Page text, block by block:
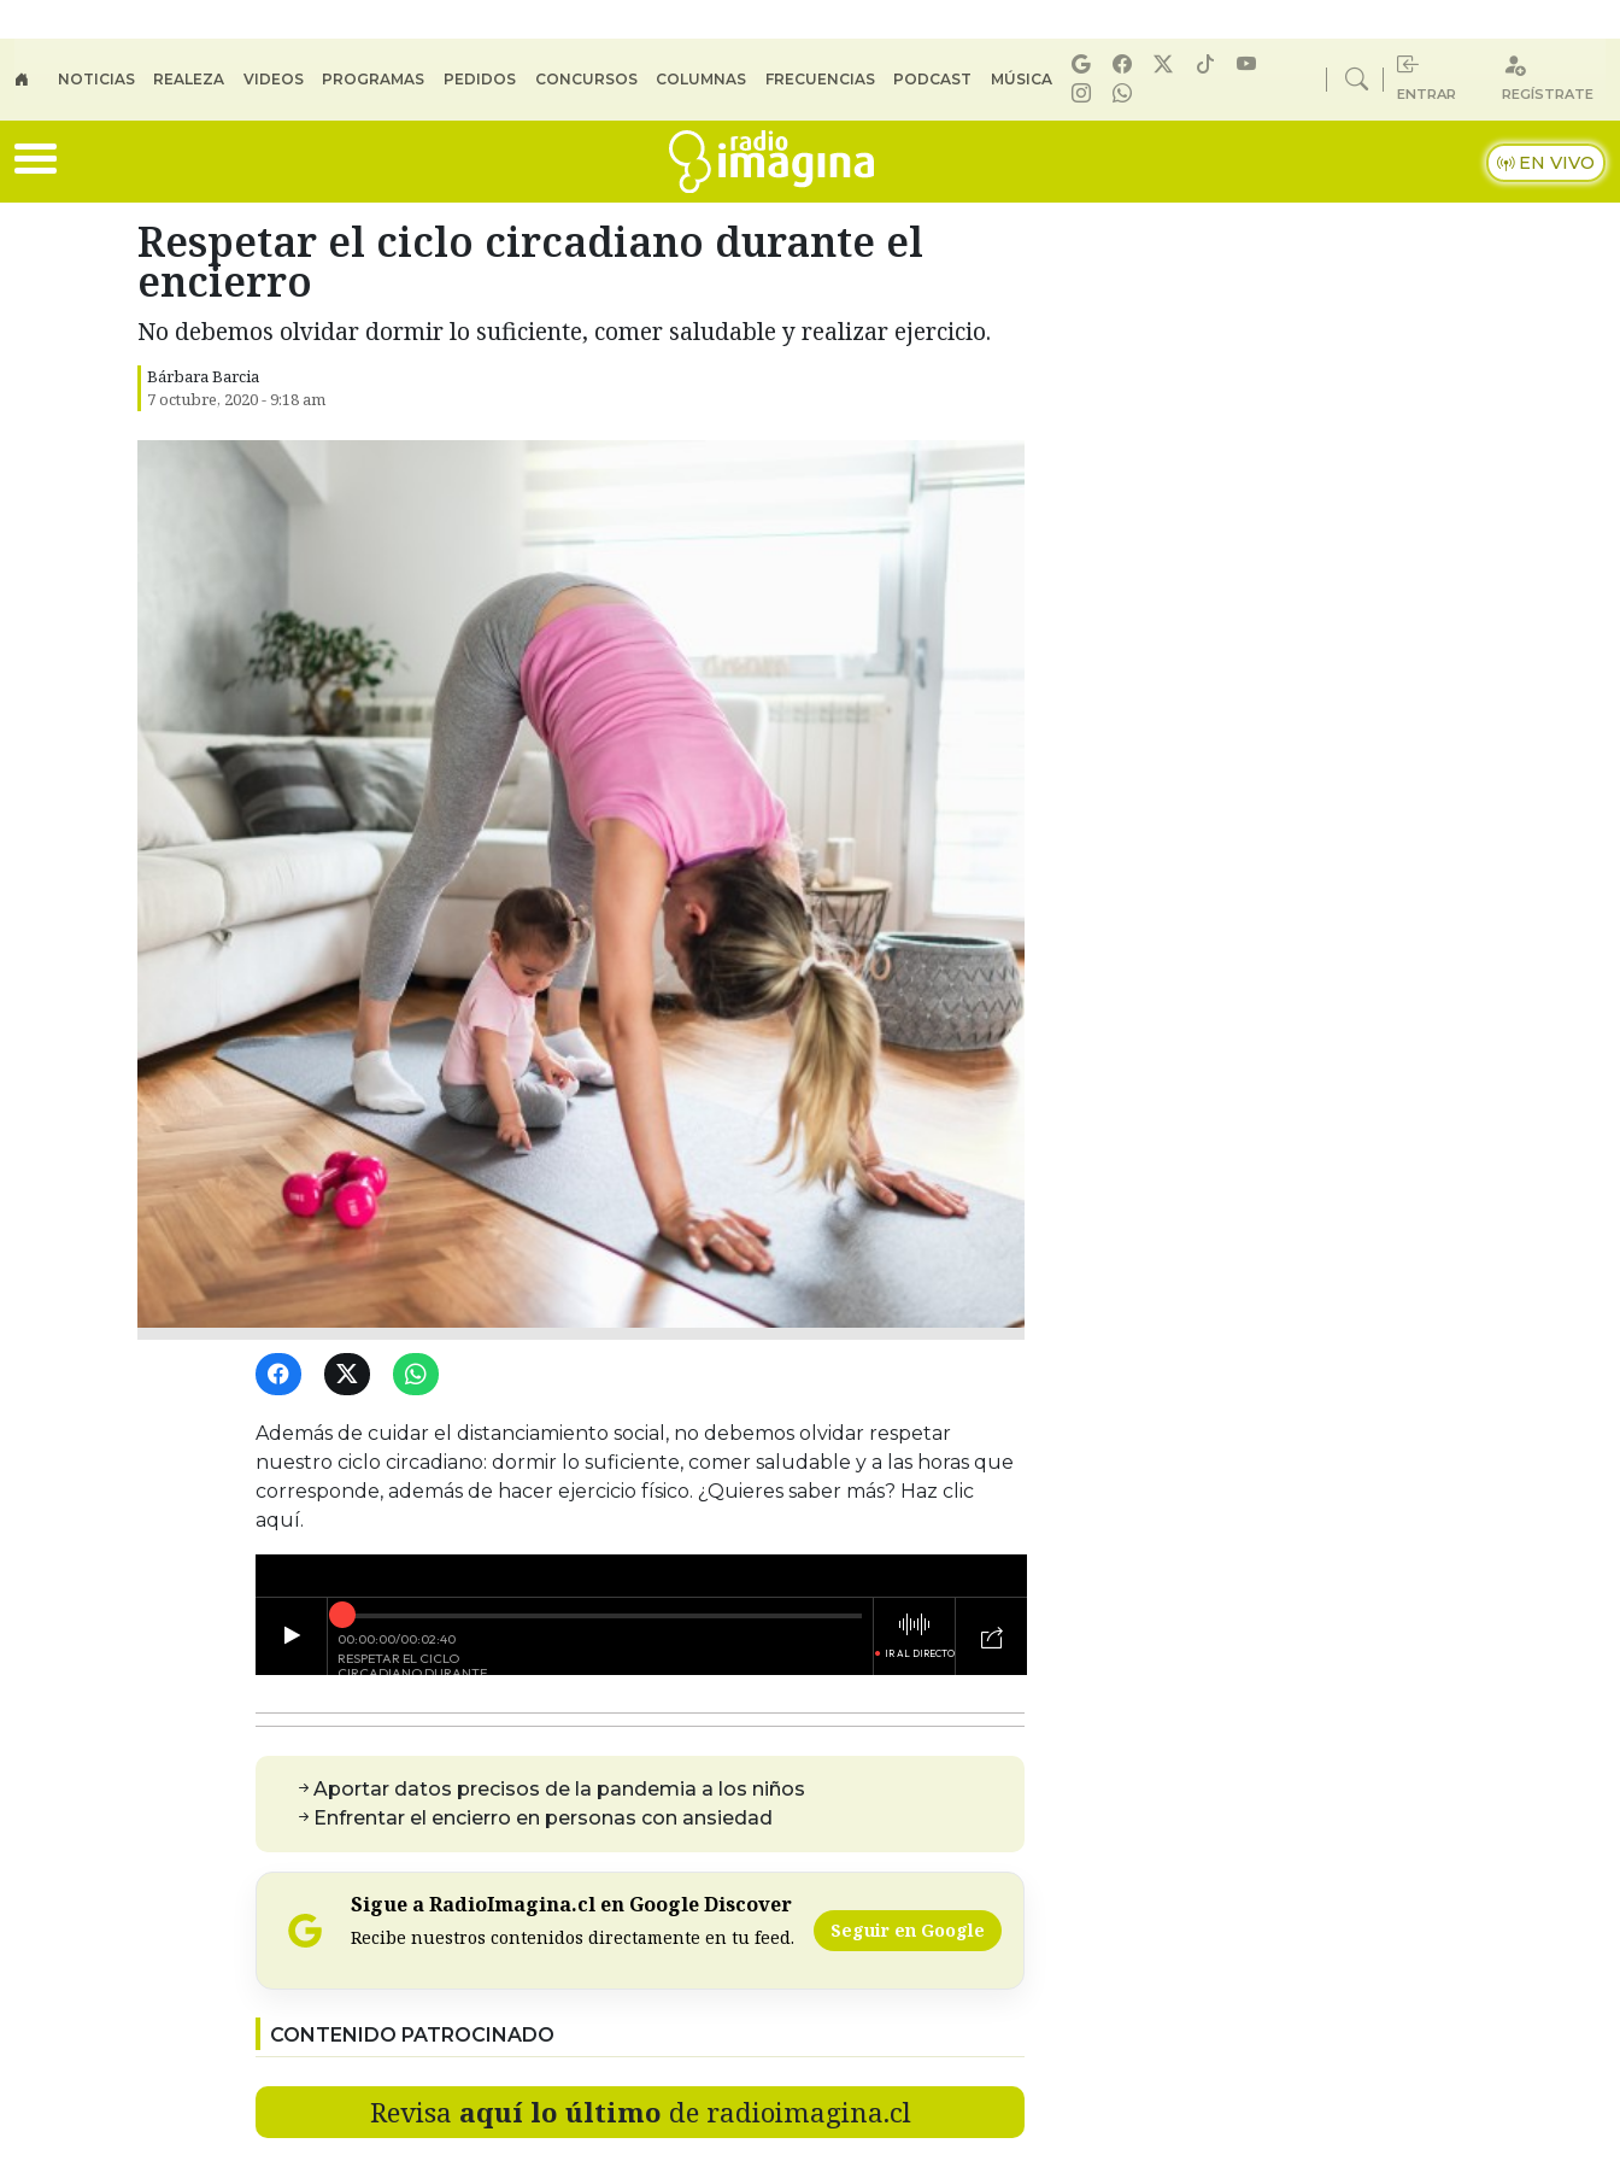
NOTICIAS REALEZA VIDEOS PROGRAMAS PEDIDOS CONCURSOS COLUMNAS FRECUENCIAS PODCAST MÚSICA
ENTRAR REGÍSTRATE
EN VIVO
Respetar el ciclo circadiano durante el
encierro
No debemos olvidar dormir lo suficiente, comer saludable y realizar ejercicio.
Bárbara Barcia
7 octubre, 2020 - 9:18 am
Además de cuidar el distanciamiento social, no debemos olvidar respetar
nuestro ciclo circadiano: dormir lo suficiente, comer saludable y a las horas que
corresponde, además de hacer ejercicio físico. ¿Quieres saber más? Haz clic
aquí.
Aportar datos precisos de la pandemia a los niños
Enfrentar el encierro en personas con ansiedad
Sigue a RadioImagina.cl en Google Discover
Recibe nuestros contenidos directamente en tu feed. Seguir en Google
CONTENIDO PATROCINADO
Revisa aquí lo último de radioimagina.cl